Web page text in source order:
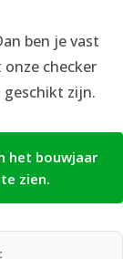
ben je vast
checker
zijn.
het bouwjaar
zien.